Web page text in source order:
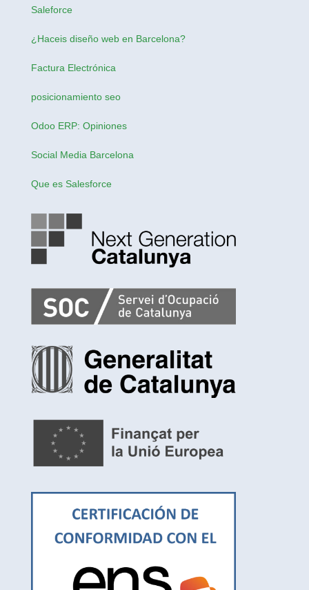
Saleforce
¿Haceis diseño web en Barcelona?
Factura Electrónica
posicionamiento seo
Odoo ERP: Opiniones
Social Media Barcelona
Que es Salesforce